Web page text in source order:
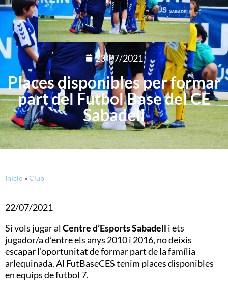
23/07/2021
Places disponibles per formar
part del Futbol Base del CE
Sabadell
Inicio »Club
22/07/2021
Si vols jugar alCentre d’Esports Sabadell i ets
jugador/a d’entre els anys 2010 i 2016, no deixis
escapar l’oportunitat de formar part de la família
arlequinada. Al FutBaseCES tenim places disponibles
en equips de futbol 7.